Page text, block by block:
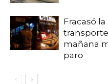
Fracasó
mañana
paro